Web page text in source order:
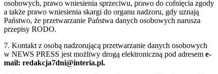
osobowych, prawo wniesienia sprzeciwu, prawo do cofnięcia zgody
a także prawo wniesienia skargi do organu nadzoru, gdy uznają
Państwo, że przetwarzanie Państwa danych osobowych narusza
przepisy RODO.
7. Kontakt z osobą nadzorującą przetwarzanie danych osobowych
w NEWS PRESS jest możliwy drogą elektroniczną pod adresem e-
mail: redakcja7dni@interia.pl.